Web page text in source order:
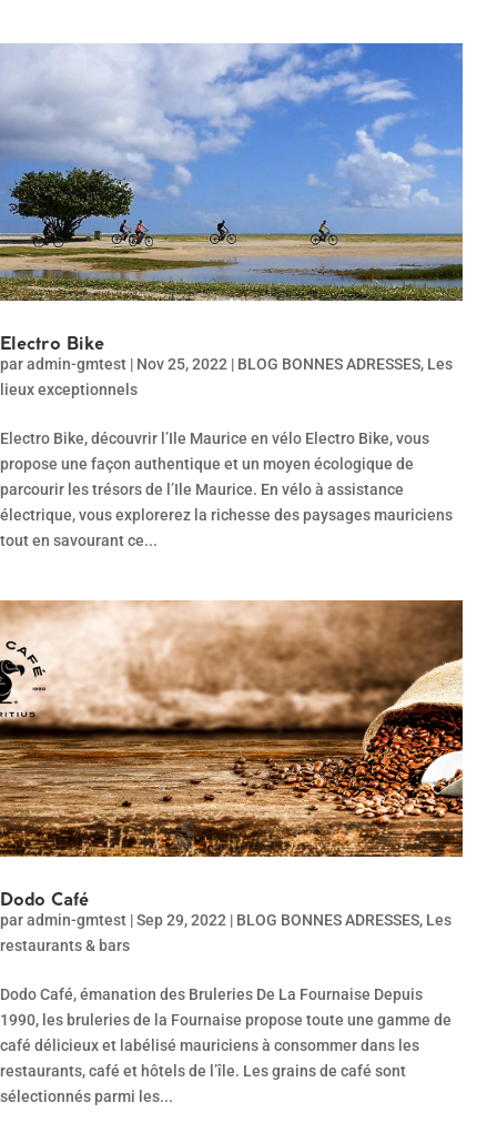
Electro Bike
paradmin-gmtest | Nov 25, 2022 | BLOG BONNES ADRESSES, Les
lieux exceptionnels
Electro Bike, découvrir l’Ile Maurice en vélo Electro Bike, vous
propose une façon authentique et un moyen écologique de
parcourir les trésors de l’Ile Maurice. En vélo à assistance
électrique, vous explorerez la richesse des paysages mauriciens
tout en savourant ce...
Dodo Café
paradmin-gmtest |Sep 29, 2022 | BLOG BONNES ADRESSES, Les
restaurants & bars
Dodo Café, émanation des Bruleries De La Fournaise Depuis
1990, les bruleries de la Fournaise propose toute une gamme de
café délicieux et labélisé mauriciens à consommer dans les
restaurants, café et hôtels de l’île. Les grains de café sont
sélectionnés parmi les...